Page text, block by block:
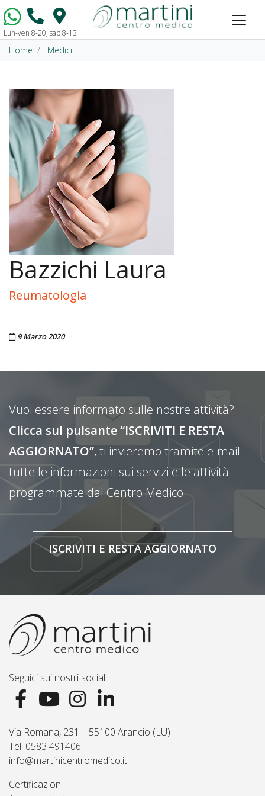
Vai al contenuto
Lun-ven 8-20, sab 8-13
Home Medici
Bazzichi Laura
Reumatologia
Pubblicato il
9 Marzo 2020
Vuoi essere informato sulle nostre attività?
Clicca sul pulsante “ISCRIVITI E RESTA
AGGIORNATO”, ti invieremo tramite e-mail
tutte le informazioni sui servizi e le attività
programmate dal Centro Medico.
ISCRIVITI E RESTA AGGIORNATO
Seguici sui nostri social:
Via Romana, 231 – 55100 Arancio (LU)
Tel. 0583 491406
info@martinicentromedico.it
Certificazioni